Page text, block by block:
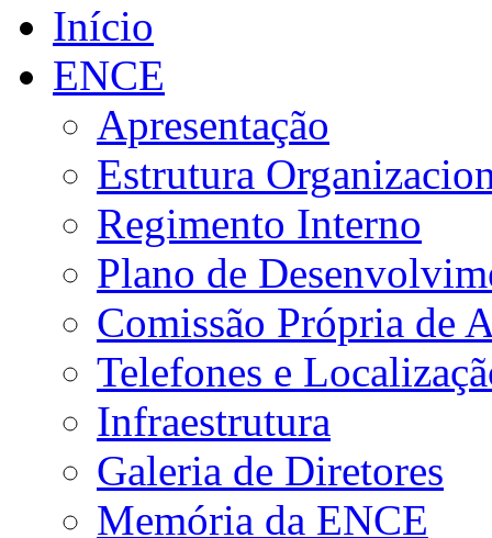
Início
ENCE
Apresentação
Estrutura
Regimento Interno
Plano de
Comissão Própria de
Telefones e
Infraestrutura
Galeria de Diretores
Memória da ENCE